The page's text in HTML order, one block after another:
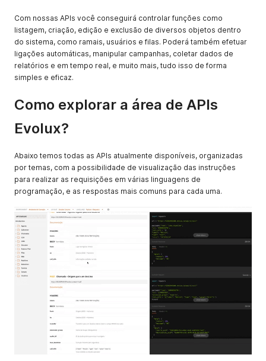
Com nossas APIs você conseguirá controlar funções como
listagem, criação, edição e exclusão de diversos objetos dentro
do sistema, como ramais, usuários e filas. Poderá também efetuar
ligações automáticas, manipular campanhas, coletar dados de
relatórios e em tempo real, e muito mais, tudo isso de forma
simples e eficaz.
Como explorar a área de APIs
Evolux?
Abaixo temos todas as APIs atualmente disponíveis, organizadas
por temas, com a possibilidade de visualização das instruções
para realizar as requisições em várias linguagens de
programação, e as respostas mais comuns para cada uma.